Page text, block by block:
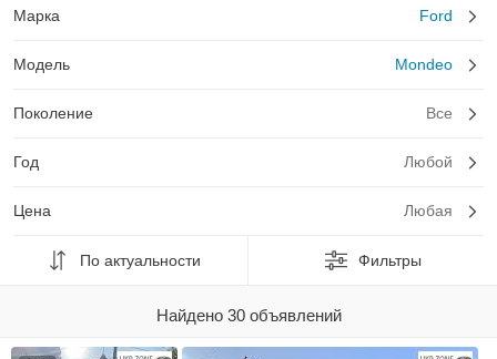
Марка Ford
Модель Mondeo
Поколение Все
Год Любой
Цена Любая
По актуальности Фильтры
Найдено 30 объявлений